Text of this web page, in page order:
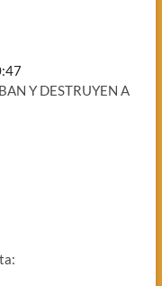
Y DESTRUYEN A